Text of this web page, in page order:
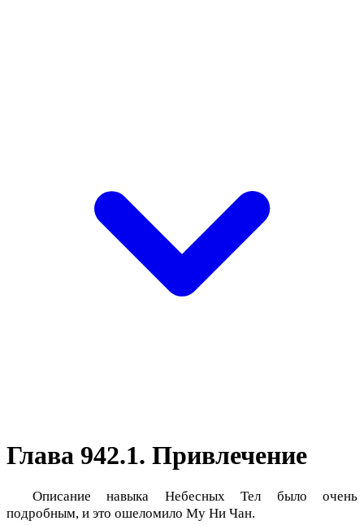
Глава 942.1. Привлечение
Описание навыка Небесных Тел было очень
подробным, и это ошеломило Му Ни Чан.